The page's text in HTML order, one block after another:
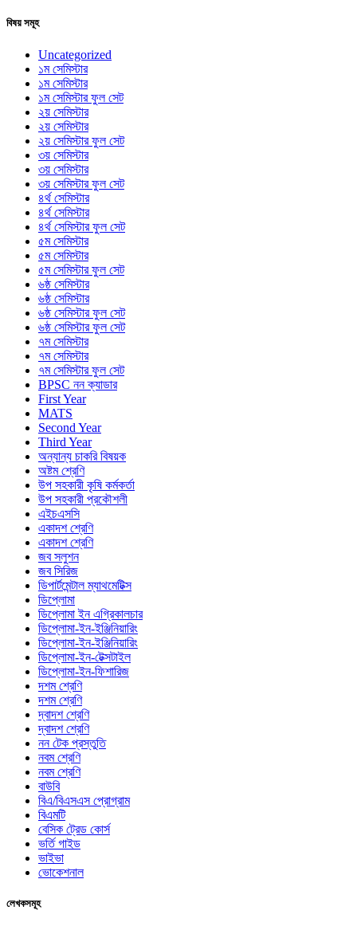
বিষয় সমূহ
Uncategorized
১ম সেমিস্টার
১ম সেমিস্টার
১ম সেমিস্টার ফুল সেট
২য় সেমিস্টার
২য় সেমিস্টার
২য় সেমিস্টার ফুল সেট
৩য় সেমিস্টার
৩য় সেমিস্টার
৩য় সেমিস্টার ফুল সেট
৪র্থ সেমিস্টার
৪র্থ সেমিস্টার
৪র্থ সেমিস্টার ফুল সেট
৫ম সেমিস্টার
৫ম সেমিস্টার
৫ম সেমিস্টার ফুল সেট
৬ষ্ঠ সেমিস্টার
৬ষ্ঠ সেমিস্টার
৬ষ্ঠ সেমিস্টার ফুল সেট
৬ষ্ঠ সেমিস্টার ফুল সেট
৭ম সেমিস্টার
৭ম সেমিস্টার
৭ম সেমিস্টার ফুল সেট
BPSC নন ক্যাডার
First Year
MATS
Second Year
Third Year
অন্যান্য চাকরি বিষয়ক
অষ্টম শ্রেণি
উপ সহকারী কৃষি কর্মকর্তা
উপ সহকারী প্রকৌশলী
এইচএসসি
একাদশ শ্রেণি
একাদশ শ্রেণি
জব সলুশন
জব সিরিজ
ডিপার্টমেন্টাল ম্যাথমেটিক্স
ডিপ্লোমা
ডিপ্লোমা ইন এগ্রিকালচার
ডিপ্লোমা-ইন-ইঞ্জিনিয়ারিং
ডিপ্লোমা-ইন-ইঞ্জিনিয়ারিং
ডিপ্লোমা-ইন-টেক্সটাইল
ডিপ্লোমা-ইন-ফিশারিজ
দশম শ্রেণি
দশম শ্রেণি
দ্বাদশ শ্রেণি
দ্বাদশ শ্রেণি
নন টেক প্রস্তুতি
নবম শ্রেণি
নবম শ্রেণি
বাউবি
বিএ/বিএসএস প্রোগ্রাম
বিএমটি
বেসিক ট্রেড কোর্স
ভর্তি গাইড
ভাইভা
ভোকেশনাল
লেখকসমূহ